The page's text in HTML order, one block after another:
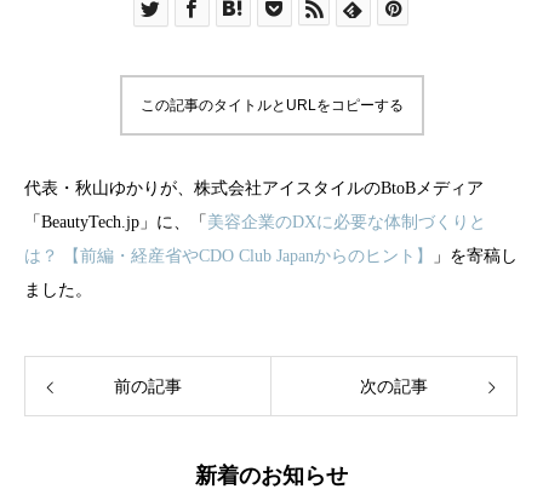
この記事のタイトルとURLをコピーする
代表・秋山ゆかりが、株式会社アイスタイルのBtoBメディア
「BeautyTech.jp」に、「 美容企業のDXに必要な体制づくりと
は？ 【前編・経産省やCDO Club Japanからのヒント】
」を寄稿し
ました。
前の記事 次の記事
新着のお知らせ